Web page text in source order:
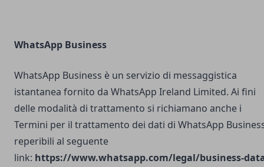
WhatsApp Business
WhatsApp Business è un servizio di messaggistica
istantanea fornito da WhatsApp Ireland Limited. Ai fini
delle modalità di trattamento si richiamano anche i
Termini per il trattamento dei dati di WhatsApp
reperibili al seguente
link: https://www.whatsapp.com/legal/business-